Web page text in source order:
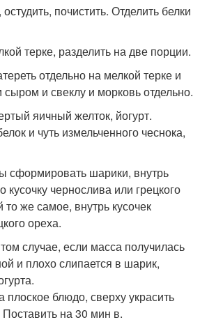
почистить. Отделить белки
терке, разделить на две порции.
отдельно на мелкой терке и
и свеклу и морковь отдельно.
яичный желток, йогурт.
и чуть измельченного чеснока,
сформировать шарики, внутрь
кусочку чернослива или грецкого
же самое, внутрь кусочек
ореха.
случае, если масса получилась
и плохо слипается в шарик,
блюдо, сверху украсить
на 30 мин в.